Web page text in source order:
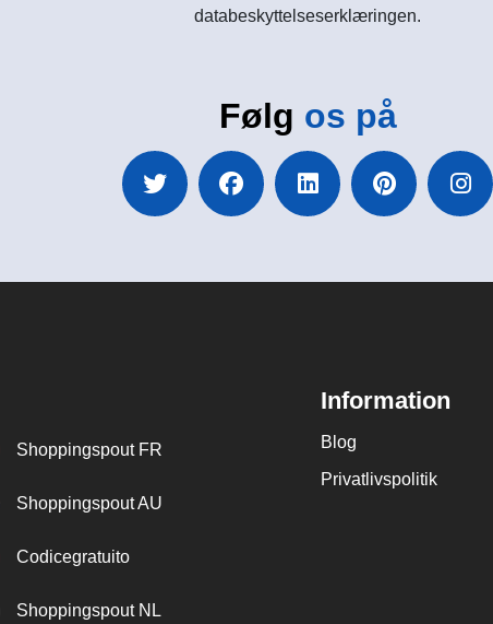
databeskyttelseserklæringen.
Følg os på
Shoppingspout FR
Shoppingspout AU
Codicegratuito
Shoppingspout NL
Information
Blog
Privatlivspolitik